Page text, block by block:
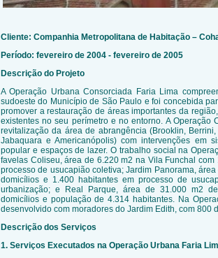
Cliente: Companhia Metropolitana de Habitação –
Período: fevereiro de 2004 - fevereiro de 2005
Descrição do Projeto
A Operação Urbana Consorciada Faria Lima
sudoeste do Município de São Paulo e foi concebida
promover a restauração de áreas importantes da
existentes no seu perímetro e no entorno. A Operação
revitalização da área de abrangência (Brooklin,
Jabaquara e Americanópolis) com intervenções em
popular e espaços de lazer. O trabalho social na
favelas Coliseu, área de 6.220 m2 na Vila Funchal
processo de usucapião coletiva; Jardim Panorama,
domicílios e 1.400 habitantes em processo de
urbanização; e Real Parque, área de 31.000 m2
domicílios e população de 4.314 habitantes. Na
desenvolvido com moradores do Jardim Edith, com 800
Descrição dos Serviços
1. Serviços Executados na Operação Urbana Faria